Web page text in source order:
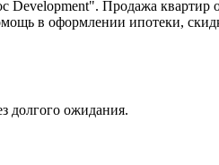
Продажа квартир
в оформлении ипотеки,
долгого ожидания.